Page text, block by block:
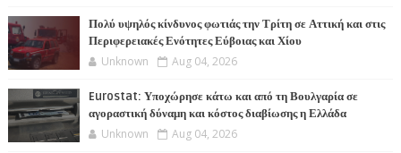
Πολύ υψηλός κίνδυνος φωτιάς την Τρίτη σε Αττική και στις
Περιφερειακές Ενότητες Εύβοιας και Χίου
Unknown Aug 04, 2026
Eurostat: Υποχώρησε κάτω και από τη Βουλγαρία σε
αγοραστική δύναμη και κόστος διαβίωσης η Ελλάδα
Unknown Aug 04, 2026